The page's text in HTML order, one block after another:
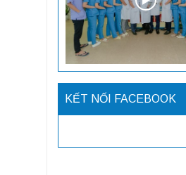
KẾT NỐI FACEBOOK